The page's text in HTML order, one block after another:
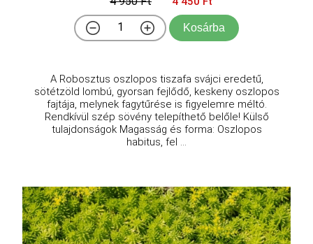
Kosárba
A Robosztus oszlopos tiszafa svájci eredetű,
sötétzöld lombú, gyorsan fejlődő, keskeny oszlopos
fajtája, melynek fagytűrése is figyelemre méltó.
Rendkívül szép sövény telepíthető belőle! Külső
tulajdonságok Magasság és forma: Oszlopos
habitus, fel ...